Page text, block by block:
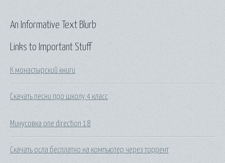
Links to Important Stuff
К монастырский книги
Скачать песни про школу 4 класс
Минусовка one direction 18
Скачать осла бесплатно на компьютер через торрент
An Informative Text Blurb